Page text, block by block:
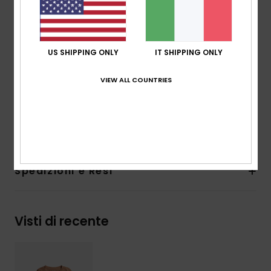
biologico [140 g/m2]
Vestibilità:vestibilità relaxed
Collo:Girocollo
Maniche:Maniche lunghe
Altre caratteristiche:polsi elasticizzati
Spedizioni e Resi
Visti di recente
US SHIPPING ONLY IT SHIPPING ONLY
VIEW ALL COUNTRIES